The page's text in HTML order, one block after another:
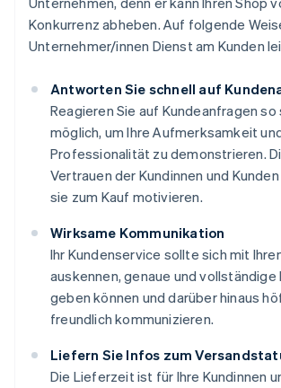
Konkurrenz abheben. Auf folgende
Unternehmer/innen Dienst am Kunden
Antworten Sie schnell auf
Reagieren Sie auf Kundeanfragen so
möglich, um Ihre Aufmerksamkeit
Professionalität zu demonstrieren.
Vertrauen der Kundinnen und
sie zum Kauf motivieren.
Wirksame Kommunikation
Ihr Kundenservice sollte sich mit
auskennen, genaue und
geben können und darüber hinaus
freundlich kommunizieren.
Liefern Sie Infos zum
Die Lieferzeit ist für Ihre Kundinnen